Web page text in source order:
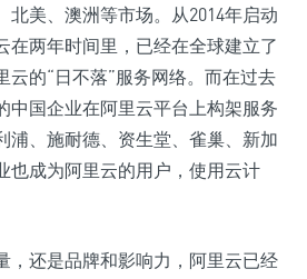
北美、澳洲等市场。从2014年启动
在两年时间里，已经在全球建立了
云的“日不落”服务网络。而在过去
中国企业在阿里云平台上构架服务
浦、施耐德、资生堂、雀巢、新加
也成为阿里云的用户，使用云计
，还是品牌和影响力，阿里云已经